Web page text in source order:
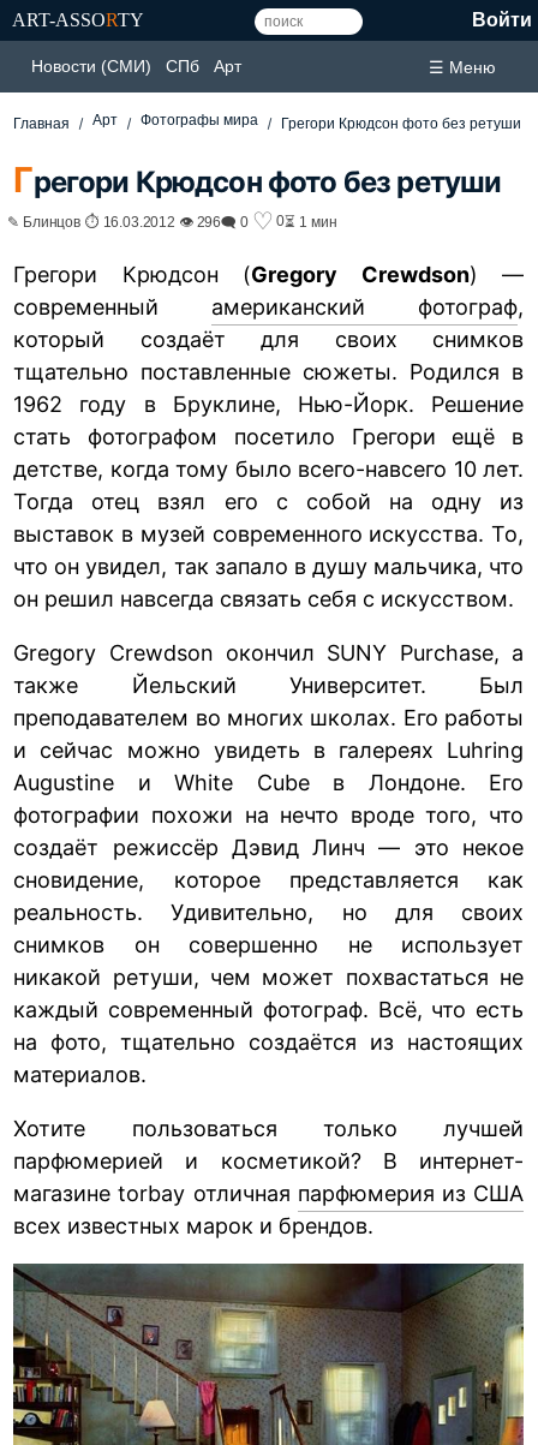
ART-ASSORTY Войти
Новости (СМИ) СПб Арт ☰ Меню
Главная Арт Фотографы мира Грегори Крюдсон фото без ретуши
Грегори Крюдсон фото без ретуши
✎ Блинцов ⏱ 16.03.2012 👁 296🗨 0 ♡ 0⏳ 1 мин
Грегори Крюдсон (Gregory Crewdson) —
современный американский фотограф,
который создаёт для своих снимков
тщательно поставленные сюжеты. Родился в
1962 году в Бруклине, Нью-Йорк. Решение
стать фотографом посетило Грегори ещё в
детстве, когда тому было всего-навсего 10 лет.
Тогда отец взял его с собой на одну из
выставок в музей современного искусства. То,
что он увидел, так запало в душу мальчика, что
он решил навсегда связать себя с искусством.
Gregory Crewdson окончил SUNY Purchase, а
также Йельский Университет. Был
преподавателем во многих школах. Его работы
и сейчас можно увидеть в галереях Luhring
Augustine и White Cube в Лондоне. Его
фотографии похожи на нечто вроде того, что
создаёт режиссёр Дэвид Линч — это некое
сновидение, которое представляется как
реальность. Удивительно, но для своих
снимков он совершенно не использует
никакой ретуши, чем может похвастаться не
каждый современный фотограф. Всё, что есть
на фото, тщательно создаётся из настоящих
материалов.
Хотите пользоваться только лучшей
парфюмерией и косметикой? В интернет-
магазине torbay отличная парфюмерия из США
всех известных марок и брендов.